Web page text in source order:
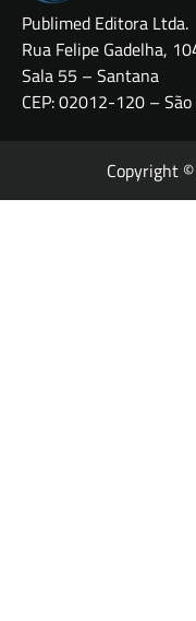
Publimed Editora Ltda.
Rua Felipe Gadelha,
Sala 55 – Santana
CEP: 02012-120 –
Copyright